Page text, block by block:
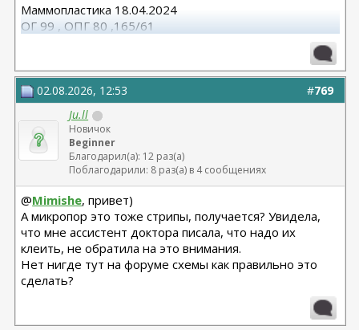
Маммопластика 18.04.2024
ОГ 99 , ОПГ 80 ,165/61
#769
02.08.2026, 12:53
Ju.ll
Новичок
Beginner
Благодарил(а): 12 раз(а)
Поблагодарили: 8 раз(а) в 4 сообщениях
@Mimishe, привет)
А микропор это тоже стрипы, получается? Увидела,
что мне ассистент доктора писала, что надо их
клеить, не обратила на это внимания.
Нет нигде тут на форуме схемы как правильно это
сделать?